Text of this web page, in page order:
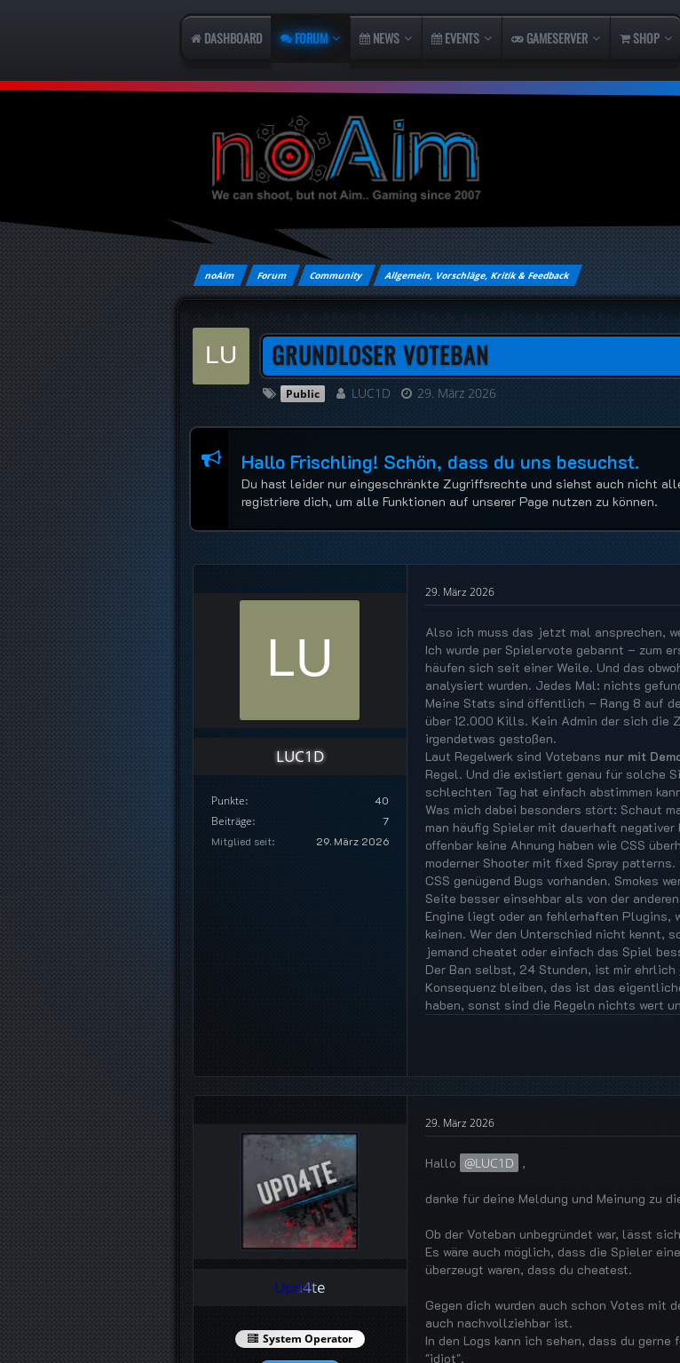
DASHBOARD FORUM NEWS EVENTS GAMESERVER SHOP
noAim Forum Community Allgemein, Vorschläge, Kritik & Feedback
GRUNDLOSER VOTEBAN
Public LUC1D 29. März 2026
Hallo Frischling! Schön, dass du uns besuchst.
Du hast leider nur eingeschränkte Zugriffsrechte und siehst auch nicht
registriere dich, um alle Funktionen auf unserer Page nutzen zu können.
LUC1D
Punkte 40
Beiträge
7
Mitglied seit
29. März 2026
29. März 2026
Also ich muss das jetzt mal ansprechen,
Ich wurde per Spielervote gebannt – zum
häufen sich seit einer Weile. Und das
analysiert wurden. Jedes Mal: nichts
Meine Stats sind öffentlich – Rang 8 auf
über 12.000 Kills. Kein Admin der sich die
irgendetwas gestoßen.
Laut Regelwerk sind Votebans nur mit
Regel. Und die existiert genau für solche
schlechten Tag hat einfach abstimmen
Was mich dabei besonders stört: Schaut
man häufig Spieler mit dauerhaft
offenbar keine Ahnung haben wie CSS
moderner Shooter mit fixed Spray
CSS genügend Bugs vorhanden. Smokes
Seite besser einsehbar als von der
Engine liegt oder an fehlerhaften Plugins,
keinen. Wer den Unterschied nicht kennt,
jemand cheatet oder einfach das Spiel
Der Ban selbst, 24 Stunden, ist mir
Konsequenz bleiben, das ist das
haben, sonst sind die Regeln nichts wert
Upd4te
System Operator
29. März 2026
Hallo LUC1D ,
danke für deine Meldung und Meinung zu
Ob der Voteban unbegründet war, lässt
Es wäre auch möglich, dass die Spieler
überzeugt waren, dass du cheatest.
Gegen dich wurden auch schon Votes mit
auch nachvollziehbar ist.
In den Logs kann ich sehen, dass du
"idiot".